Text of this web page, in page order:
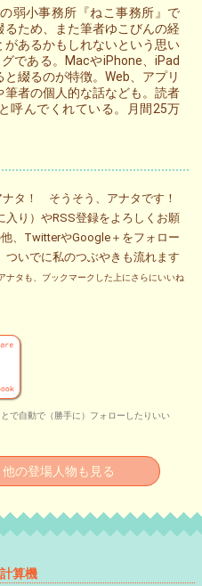
弱小事務所『ねこ事務所』で
ため、また筆者ゆこびんの経
あるかもしれないという思い
である。MacやiPhone、iPad
綴るのが特徴。Web、アプリ
者の個人的な話なども。読者
呼んでくれている。月間25万
ナタ！ そうそう、アナタです！
入り）やRSS登録をよろしくお願
、TwitterやGoogle＋をフォロー
ついでに私のつぶやきも流れます
ナタも、ブックマークした上にさらにいいね
で自動で（勝手に）フォローしたりいい
の登場人物も見る
算機